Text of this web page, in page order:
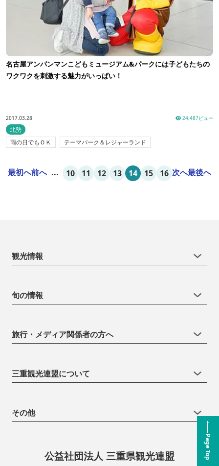
名古屋アンパンマンこどもミュージアム&パークには子どもたちの
ワクワクを刺激する魅力がいっぱい！
2017.03.28 24,487ビュー
北勢
雨の日でもＯＫ
テーマパーク＆レジャーランド
最初へ前へ ... 10 11 12 13 14 15 16 次へ最後へ
Page Top
観光情報
旬の情報
旅行・メディア関係者の方へ
三重観光連盟について
その他
公益社団法人 三重県観光連盟